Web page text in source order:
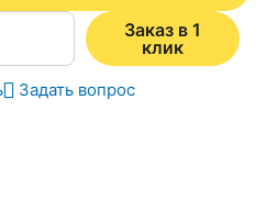
Заказ в 1
клик
Задать вопрос